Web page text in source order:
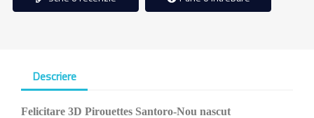
Descriere
Felicitare 3D Pirouettes Santoro-Nou nascut